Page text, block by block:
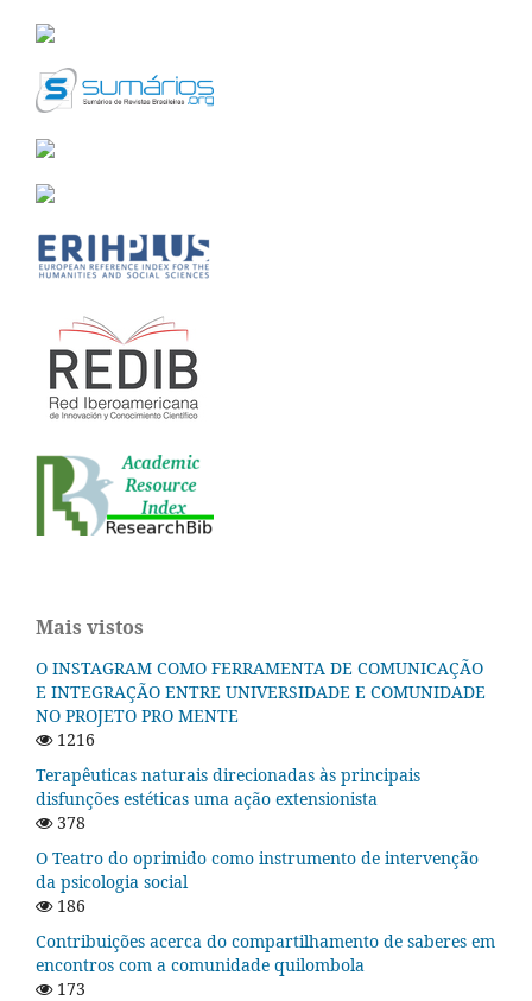
Mais vistos
O INSTAGRAM COMO FERRAMENTA DE COMUNICAÇÃO
E INTEGRAÇÃO ENTRE UNIVERSIDADE E COMUNIDADE
NO PROJETO PRO MENTE
1216
Terapêuticas naturais direcionadas às principais
disfunções estéticas uma ação extensionista
378
O Teatro do oprimido como instrumento de intervenção
da psicologia social
186
Contribuições acerca do compartilhamento de saberes em
encontros com a comunidade quilombola
173